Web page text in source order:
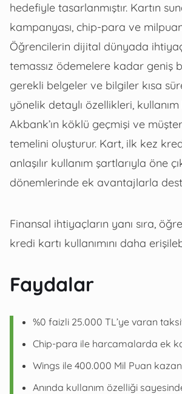
hedefiyle tasarlanmıştır. Kartın
kampanyası, chip-para ve
Öğrencilerin dijital dünyada
temassız ödemelere kadar geniş
gerekli belgeler ve bilgiler kısa
yönelik detaylı özellikleri,
Akbank’ın köklü geçmişi ve
temelini oluşturur. Kart, ilk kez
anlaşılır kullanım şartlarıyla öne
dönemlerinde ek avantajlarla
Finansal ihtiyaçların yanı sıra,
kredi kartı kullanımını daha
Faydalar
%0 faizli 25.000 TL’ye varan
Chip-para ile harcamalarda ek
Wings ile 400.000 Mil Puan
Anında kullanım özelliği